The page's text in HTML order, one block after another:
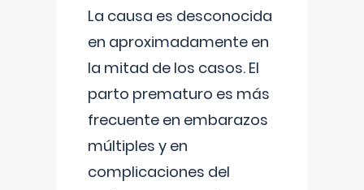
La causa es desconocida
en aproximadamente en
la mitad de los casos. El
parto prematuro es más
frecuente en embarazos
múltiples y en
complicaciones del